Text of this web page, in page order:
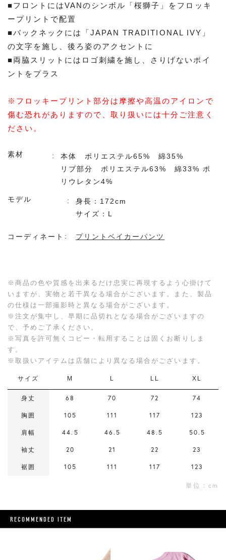
■フロントにはVANのシンボル「桜獅子」をフロッキ
ープリントで配置
■バックネックには「JAPAN TRADITIONAL IVY」
の文字を施し、後ろ姿のアクセントに
■両脇スリットにはロゴ刺繍を施し、さりげないポイ
ントをプラス
※フロッキープリント部分は摩擦や高温のアイロンで
傷む恐れがありますので、取り扱いには十分ご注意く
ださい。
素材
本体 ポリエステル65% 綿35%
リブ部分 ポリエステル63% 綿33% ポ
リウレタン4%
モデル
身長：172cm
サイズ：L
コーディネート プリントベイカーパンツ
※商品の色や質感を出来るだけ忠実に再現するよう心掛けて
いますが、実物と若干異なる場合がございます。また、製品
の仕様は一部撮影時と異なる場合がございます。
※注文が集中し、早期に品切れとなる場合がございますの
で、予めご了承ください。
※写真を許可無くコピー・転用することは固くお断りしま
す。
※取扱いアイテムは店舗により異なる場合がございます。
サイズ M L LL XL
身丈 68 70 72 74
胸囲 105 111 117 123
肩幅 44.5 46.5 48.5 50.5
袖丈 20 21 22 23
裾囲 105 111 117 123
単位：cm
RECOMMENDED ITEM